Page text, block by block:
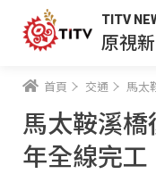
TITV
原視
首頁 交通 馬太
馬太鞍溪
年全線完工